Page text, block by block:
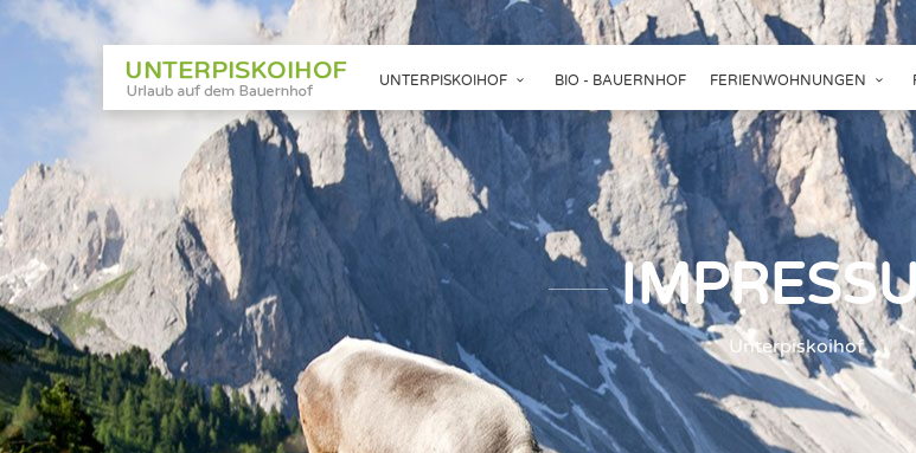
UNTERPISKOIHOF BIO - BAUERNHOF FERIENWOHNUNGEN
Unterpiskoihof